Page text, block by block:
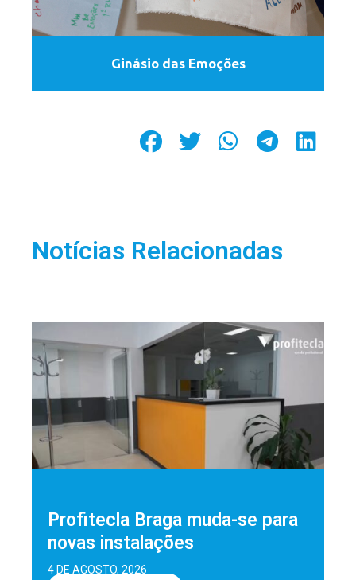
Ginásio das Emoções
Notícias Relacionadas
Profitecla Braga muda-se para
novas instalações
4 DE AGOSTO, 2026